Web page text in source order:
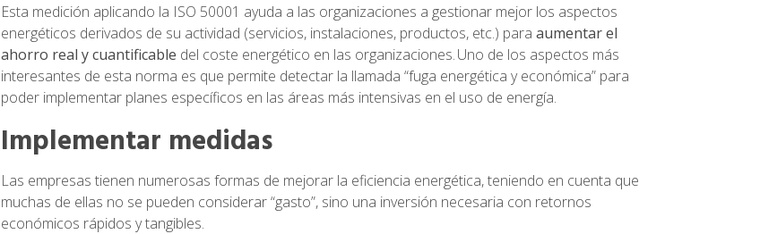
Esta medición aplicando la ISO 50001 ayuda a las organizaciones a gestionar mejor los aspectos
energéticos derivados de su actividad (servicios, instalaciones, productos, etc.) para aumentar el
ahorro real y cuantificable del coste energético en las organizaciones. Uno de los aspectos más
interesantes de esta norma es que permite detectar la llamada “fuga energética y económica” para
poder implementar planes específicos en las áreas más intensivas en el uso de energía.
Implementar medidas
Las empresas tienen numerosas formas de mejorar la eficiencia energética, teniendo en cuenta que
muchas de ellas no se pueden considerar “gasto”, sino una inversión necesaria con retornos
económicos rápidos y tangibles.